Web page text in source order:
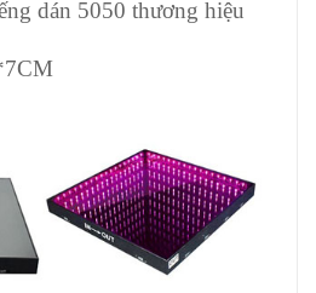
dán 5050 thương hiệu